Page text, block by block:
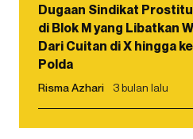
Dugaan Sindikat
di Blok M yang Libatkan
Dari Cuitan di X hingga
Polda
Risma Azhari 3 bulan lalu